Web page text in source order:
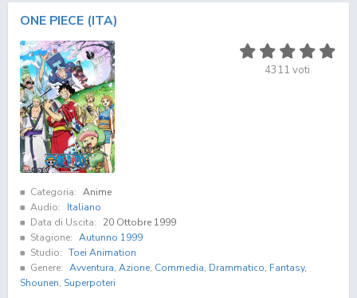
ONE PIECE (ITA)
4311 voti
Categoria: Anime
Audio:
Italiano
Data di Uscita:
20 Ottobre 1999
Stagione: Autunno 1999
Studio: Toei Animation
Genere: Avventura, Azione, Commedia, Drammatico, Fantasy,
Shounen, Superpoteri